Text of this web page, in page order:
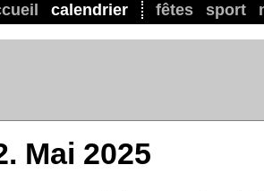
calendrier fêtes sport
Mai 2025